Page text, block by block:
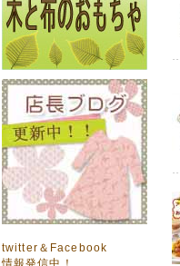
twitter＆Facebook
情報発信中！